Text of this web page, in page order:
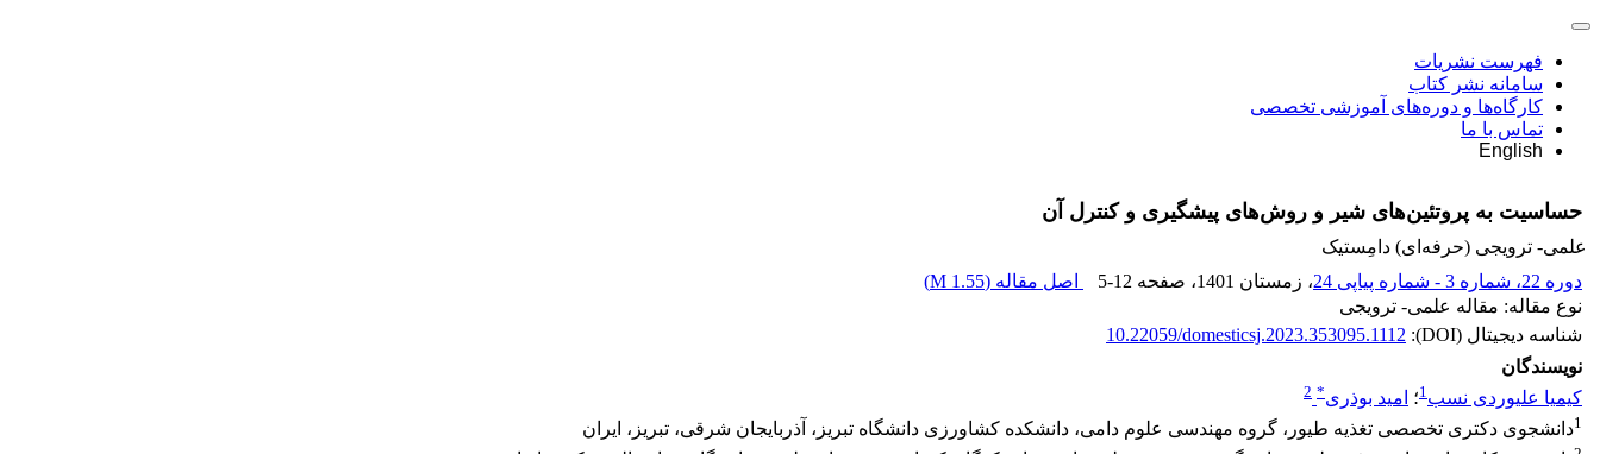
فهرست نشریات
سامانه نشر کتاب
کارگاه‌ها و دوره‌های آموزشی تخصصی
تماس با ما
English
حساسیت به پروتئین‌های شیر و روش‌های پیشگیری و کنترل آن
علمی- ترویجی (حرفه‌ای) دامِستیک
دوره 22، شماره 3 - شماره پیاپی 24
، زمستان 1401 ، صفحه 5-12 اصل مقاله (1.55 M
)
نوع مقاله: مقاله علمی- ترویجی
شناسه دیجیتال (DOI):
10.22059/domesticsj.2023.353095.1112
نویسندگان
کیمیا علیوردی نسب1؛ امید بوذری*
2
1دانشجوی دکتری تخصصی تغذیه طیور، گروه مهندسی علوم دامی، دانشکده کشاورزی دانشگاه تبریز، آذربایجان شرقی، تبریز، ایران